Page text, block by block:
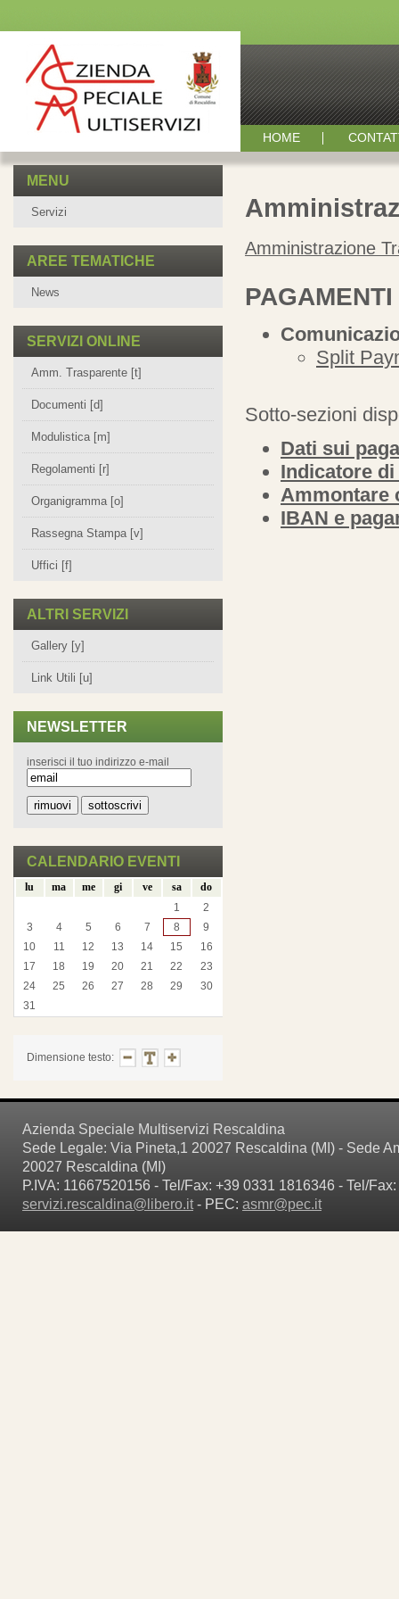
HOME
MENU
Servizi
AREE TEMATICHE
News
SERVIZI ONLINE
Amm. Trasparente [t]
Documenti [d]
Modulistica [m]
Regolamenti [r]
Organigramma [o]
Rassegna Stampa [v]
Uffici [f]
ALTRI SERVIZI
Gallery [y]
Link Utili [u]
NEWSLETTER
inserisci il tuo indirizzo e-mail
CALENDARIO EVENTI
lu ma me gi ve sa
do
1
2
3
4 5 6 7 8
9
10
11 12 13 14 15
16
17
18 19 20 21 22
23
24
25 26 27 28 29
30
31
Dimensione testo:
Amministrazione
Split
Sotto-sezioni
Dati sui
Indicatore
Ammontare
IBAN e
Azienda Speciale Multiservizi Rescaldina
Sede Legale: Via Pineta,1 20027 Rescaldina (MI) - Sede
20027 Rescaldina (MI)
P.IVA: 11667520156 - Tel/Fax: +39 0331 1816346 - Tel/
servizi.rescaldina@libero.it- PEC: asmr@pec.it